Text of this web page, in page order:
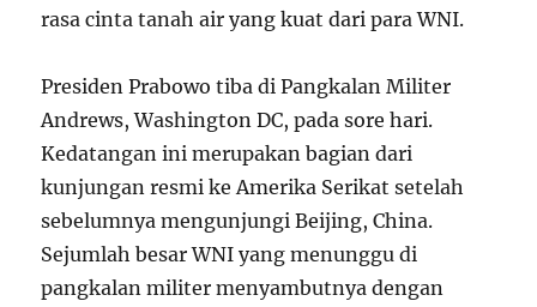
rasa cinta tanah air yang kuat dari para WNI.
Presiden Prabowo tiba di Pangkalan Militer
Andrews, Washington DC, pada sore hari.
Kedatangan ini merupakan bagian dari
kunjungan resmi ke Amerika Serikat setelah
sebelumnya mengunjungi Beijing, China.
Sejumlah besar WNI yang menunggu di
pangkalan militer menyambutnya dengan